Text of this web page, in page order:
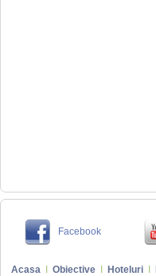
Facebook
Acasa Obiective Hoteluri